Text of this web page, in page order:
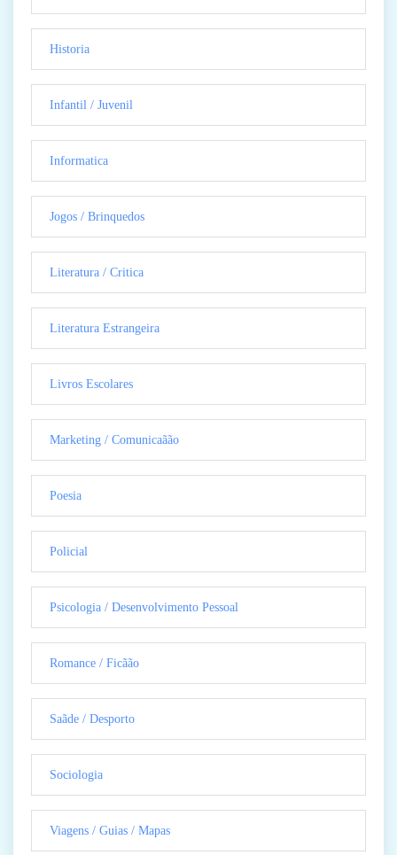
Historia
Infantil / Juvenil
Informatica
Jogos / Brinquedos
Literatura / Critica
Literatura Estrangeira
Livros Escolares
Marketing / Comunicaãão
Poesia
Policial
Psicologia / Desenvolvimento Pessoal
Romance / Ficãão
Saãde / Desporto
Sociologia
Viagens / Guias / Mapas